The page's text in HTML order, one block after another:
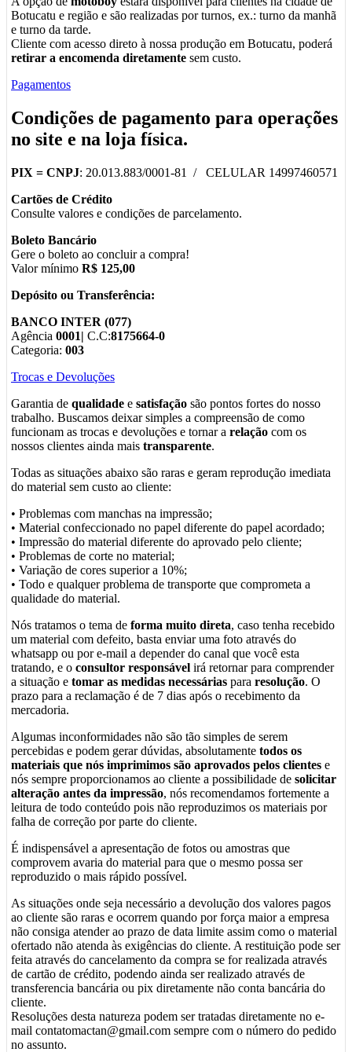
Botucatu e região e são realizadas por turnos, ex.: turno da manhã
e turno da tarde.
Cliente com acesso direto à nossa produção em Botucatu, poderá
retirar a encomenda diretamente sem custo.
Pagamentos
Condições de pagamento para operações
no site e na loja física.
PIX = CNPJ: 20.013.883/0001-81 / CELULAR 14997460571
Cartões de Crédito
Consulte valores e condições de parcelamento.
Boleto Bancário
Gere o boleto ao concluir a compra!
Valor mínimo R$ 125,00
Depósito ou Transferência:
BANCO INTER (077)
Agência 0001| C.C:8175664-0
Categoria: 003
Trocas e Devoluções
Garantia de qualidade e satisfação são pontos fortes do nosso
trabalho. Buscamos deixar simples a compreensão de como
funcionam as trocas e devoluções e tornar a relação com os
nossos clientes ainda mais transparente.
Todas as situações abaixo são raras e geram reprodução imediata
do material sem custo ao cliente:
• Problemas com manchas na impressão;
• Material confeccionado no papel diferente do papel acordado;
• Impressão do material diferente do aprovado pelo cliente;
• Problemas de corte no material;
• Variação de cores superior a 10%;
• Todo e qualquer problema de transporte que comprometa a
qualidade do material.
Nós tratamos o tema de forma muito direta, caso tenha recebido
um material com defeito, basta enviar uma foto através do
whatsapp ou por e-mail a depender do canal que você esta
tratando, e o consultor responsável irá retornar para comprender
a situação e tomar as medidas necessárias para resolução. O
prazo para a reclamação é de 7 dias após o recebimento da
mercadoria.
Algumas inconformidades não são tão simples de serem
percebidas e podem gerar dúvidas, absolutamente todos os
materiais que nós imprimimos são aprovados pelos clientes e
nós sempre proporcionamos ao cliente a possibilidade de solicitar
alteração antes da impressão, nós recomendamos fortemente a
leitura de todo conteúdo pois não reproduzimos os materiais por
falha de correção por parte do cliente.
É indispensável a apresentação de fotos ou amostras que
comprovem avaria do material para que o mesmo possa ser
reproduzido o mais rápido possível.
As situações onde seja necessário a devolução dos valores pagos
ao cliente são raras e ocorrem quando por força maior a empresa
não consiga atender ao prazo de data limite assim como o material
ofertado não atenda às exigências do cliente. A restituição pode ser
feita através do cancelamento da compra se for realizada através
de cartão de crédito, podendo ainda ser realizado através de
transferencia bancária ou pix diretamente não conta bancária do
cliente.
Resoluções desta natureza podem ser tratadas diretamente no e-
mail contatomactan@gmail.com sempre com o número do pedido
no assunto.